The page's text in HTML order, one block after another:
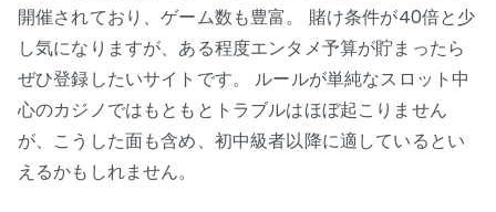
開催されており、ゲーム数も豊富。 賭け条件が40倍と少
し気になりますが、ある程度エンタメ予算が貯まったら
ぜひ登録したいサイトです。 ルールが単純なスロット中
心のカジノではもともとトラブルはほぼ起こりません
が、こうした面も含め、初中級者以降に適しているとい
えるかもしれません。